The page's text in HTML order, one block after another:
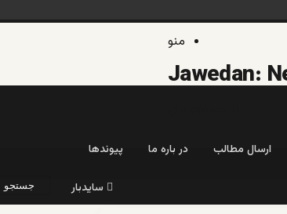
منو
ارسال مطالب در باره ما پیوندها
سایدبار